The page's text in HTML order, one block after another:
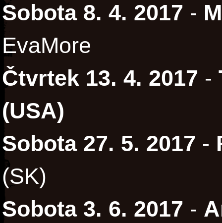
Sobota 8. 4. 2017 -
EvaMore
Čtvrtek 13. 4. 2017 -
(USA)
Sobota 27. 5. 2017 -
(SK)
Sobota 3. 6. 2017 -